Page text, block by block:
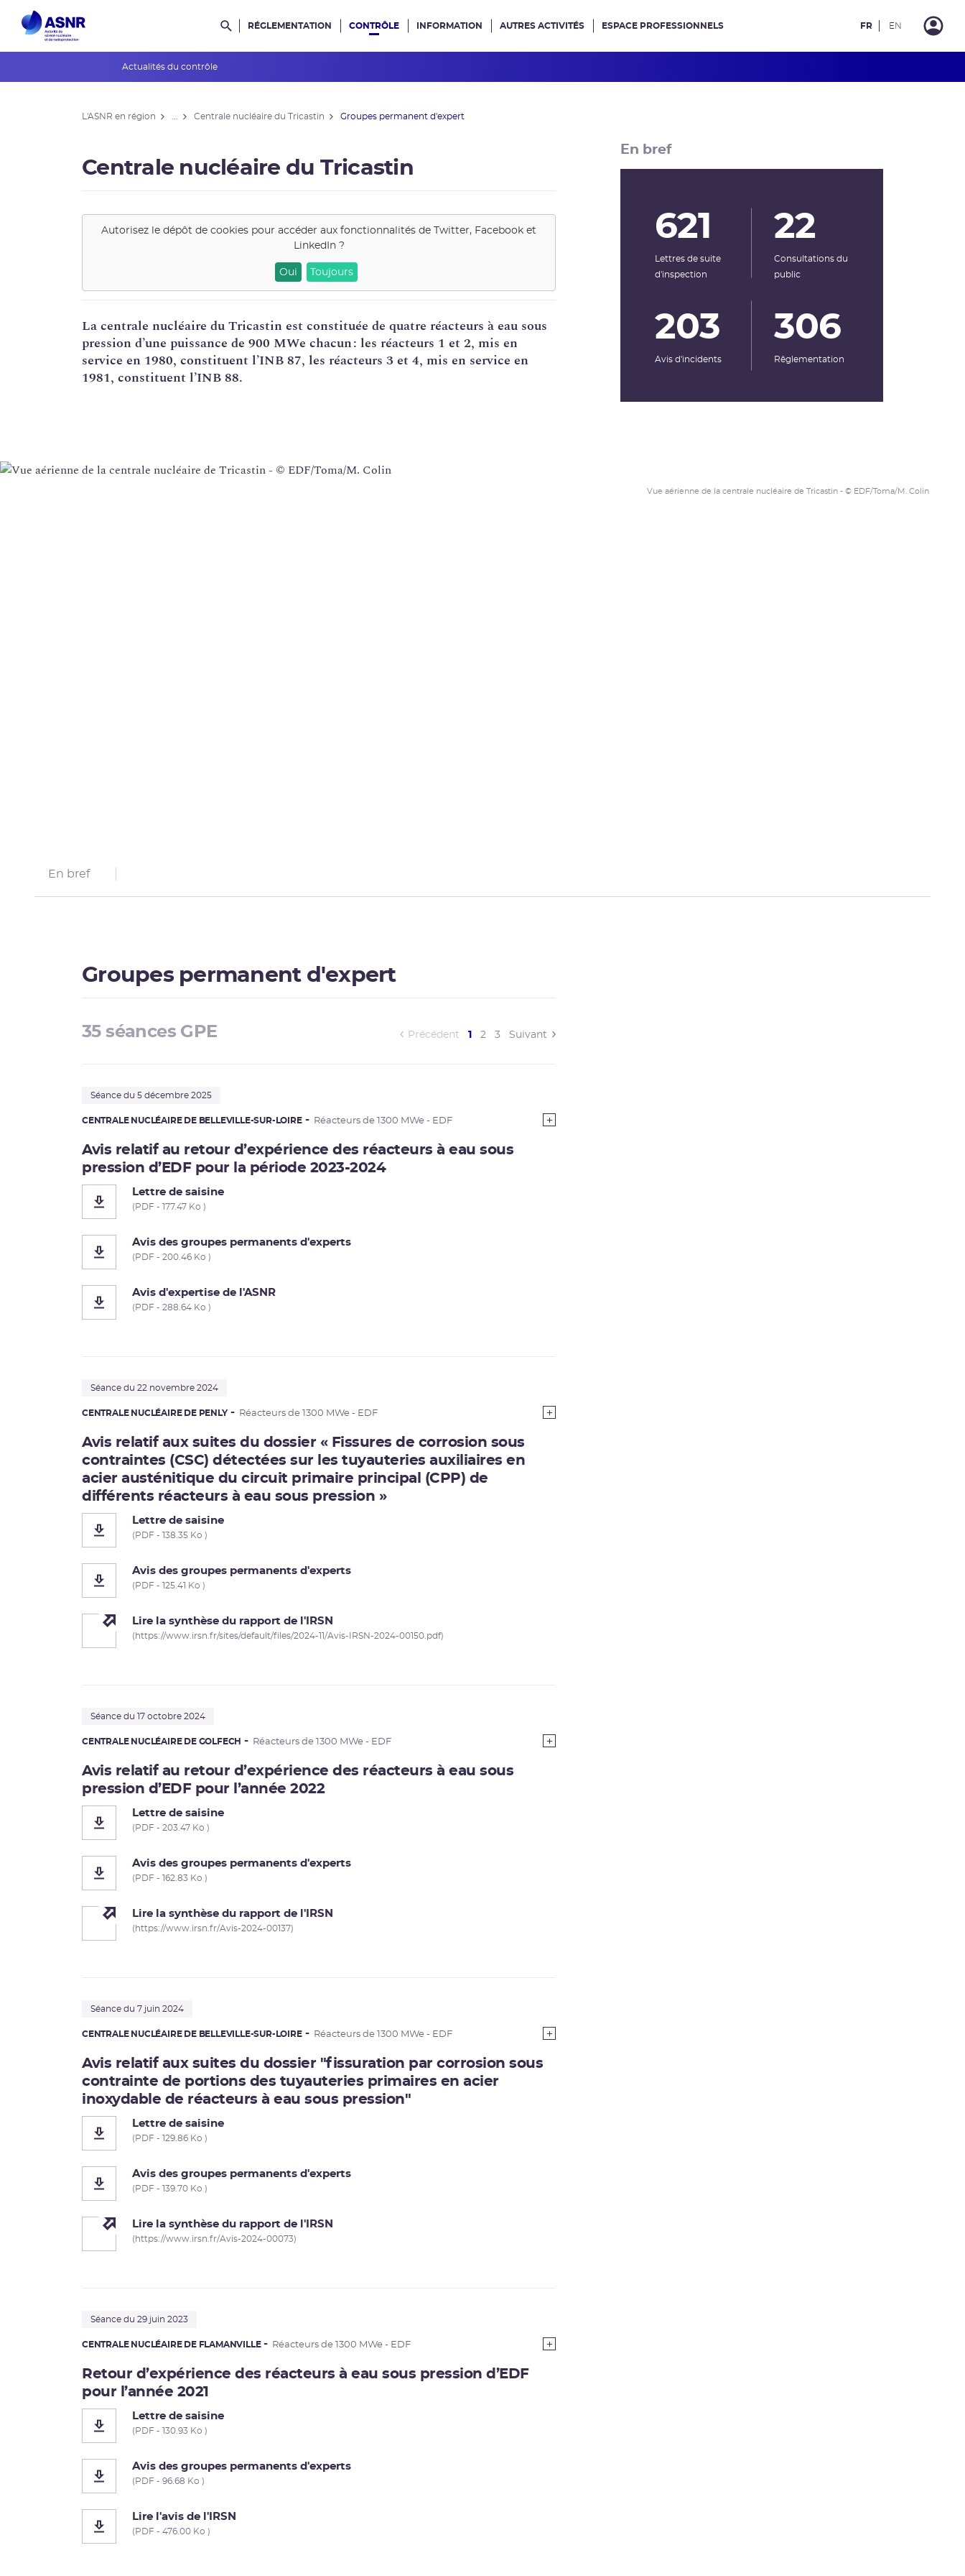
Rechercher dans le site
RÉGLEMENTATION CONTRÔLE
Actualités du contrôle
INES et ASN-SFRO
Petits Réacteurs Modulaires
Corrosion sous contrainte
Usine Creusot Forge
INFORMATION AUTRES ACTIVITÉS ESPACE PROFESSIONNELS FR EN
L'ASNR en région Centrale nucléaire du Tricastin Groupes permanent d'expert
Centrale nucléaire du Tricastin
Autorisez le dépôt de cookies pour accéder aux fonctionnalités de
Twitter, Facebook et
LinkedIn?
Oui Toujours
Lacentrale nucléaire du Tricastin est constituée de quatre réacteurs à eau sous
pression d’une puissance de 900 MWe chacun : les réacteurs 1 et 2, mis en
service en 1980, constituent l’INB87, les réacteurs 3 et 4, mis en service en
1981, constituent l’INB 88.
En bref
621
Lettres de suite
d'inspection
22
Consultations du
public
203
Avis d'incidents
306
Rêglementation
Vue aérienne de la centrale nucléaire de Tricastin - © EDF/Toma/M. Colin
En bref
Groupes permanent d'expert
35 séances GPE Précédent 1 (current)
2 3 Suivant
Séance du 5 décembre 2025
CENTRALE NUCLÉAIRE DE BELLEVILLE-SUR-LOIRE Réacteurs de 1300 MWe - EDF
Avis relatif au retour d’expérience des réacteurs à eau sous
pression d’EDF pour la période 2023-2024
Lettre de saisine
(PDF - 177.47 Ko )
Avis des groupes permanents d'experts
(PDF - 200.46 Ko )
Avis d'expertise de l'ASNR
(PDF - 288.64 Ko )
Séance du 22 novembre 2024
CENTRALE NUCLÉAIRE DE PENLY Réacteurs de 1300 MWe - EDF
Avis relatif aux suites du dossier « Fissures de corrosion sous
contraintes (CSC) détectées sur les tuyauteries auxiliaires en
acier austénitique du circuit primaire principal (CPP) de
différents réacteurs à eau sous pression »
Lettre de saisine
(PDF - 138.35 Ko )
Avis des groupes permanents d'experts
(PDF - 125.41 Ko )
Lire la synthèse du rapport de l'IRSN
(https://www.irsn.fr/sites/default/files/2024-11/Avis-IRSN-2024-00150.pdf)
Séance du 17 octobre 2024
CENTRALE NUCLÉAIRE DE GOLFECH Réacteurs de 1300 MWe - EDF
Avis relatif au retour d’expérience des réacteurs à eau sous
pression d’EDF pour l’année 2022
Lettre de saisine
(PDF - 203.47 Ko )
Avis des groupes permanents d'experts
(PDF - 162.83 Ko )
Lire la synthèse du rapport de l'IRSN
(https://www.irsn.fr/Avis-2024-00137)
Séance du 7 juin 2024
CENTRALE NUCLÉAIRE DE BELLEVILLE-SUR-LOIRE Réacteurs de 1300 MWe - EDF
Avis relatif aux suites du dossier "fissuration par corrosion sous
contrainte de portions des tuyauteries primaires en acier
inoxydable de réacteurs à eau sous pression"
Lettre de saisine
(PDF - 129.86 Ko )
Avis des groupes permanents d'experts
(PDF - 139.70 Ko )
Lire la synthèse du rapport de l'IRSN
(https://www.irsn.fr/Avis-2024-00073)
Séance du 29 juin 2023
CENTRALE NUCLÉAIRE DE FLAMANVILLE Réacteurs de 1300 MWe - EDF
Retour d’expérience des réacteurs à eau sous pression d’EDF
pour l’année 2021
Lettre de saisine
(PDF - 130.93 Ko )
Avis des groupes permanents d'experts
(PDF - 96.68 Ko )
Lire l'avis de l'IRSN
(PDF - 476.00 Ko )